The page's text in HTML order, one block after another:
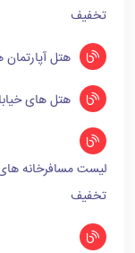
تخفیف
هتل آپارتمان
هتل های خیابان امام رضا
تخفیف